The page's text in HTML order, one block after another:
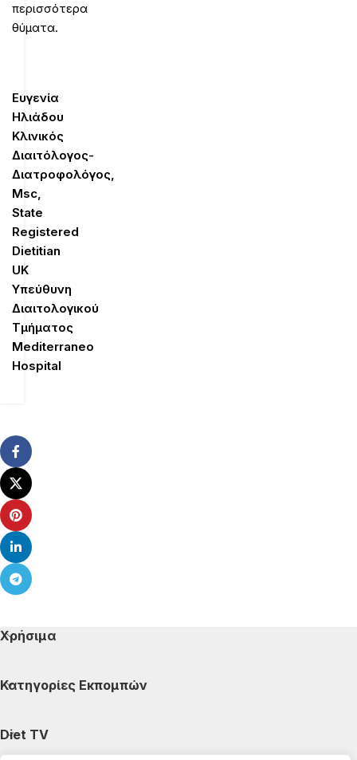
περισσότερα
θύματα.
Ευγενία
Ηλιάδου
Κλινικός
Διαιτόλογος-
Διατροφολόγος,
Μsc,
State
Registered
Dietitian
UK
Υπεύθυνη
Διαιτολογικού
Τμήματος
Mediterraneo
Hospital
Χρήσιμα
Κατηγορίες Εκπομπών
Diet TV